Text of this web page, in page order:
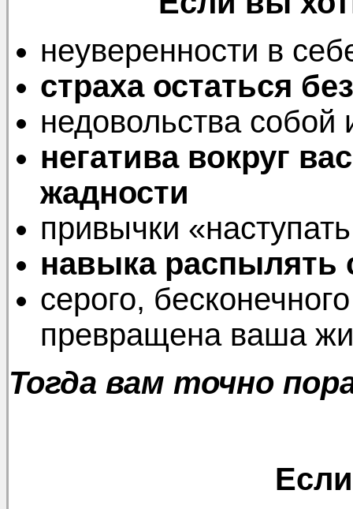
неуверенности в
страха остаться
недовольства
негатива вокруг
жадности
привычки
навыка распылять
серого,
превращена ваша
Тогда вам точно